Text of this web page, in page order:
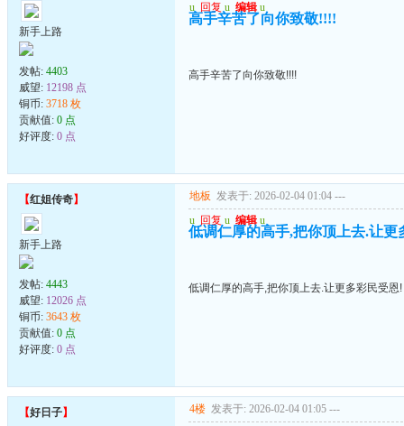
新手上路
发帖: 4403
威望: 12198 点
铜币: 3718 枚
贡献值: 0 点
好评度: 0 点
u 回复 u 编辑 u
高手辛苦了向你致敬!!!!
高手辛苦了向你致敬!!!!
【红姐传奇】
新手上路
发帖: 4443
威望: 12026 点
铜币: 3643 枚
贡献值: 0 点
好评度: 0 点
地板 发表于: 2026-02-04 01:04 ---
u 回复 u 编辑 u
低调仁厚的高手,把你顶上去.让更
低调仁厚的高手,把你顶上去.让更多彩民受恩!
【好日子】 4楼 发表于: 2026-02-04 01:05 ---